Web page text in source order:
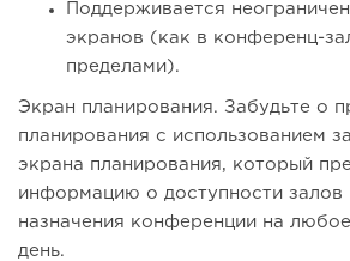
Поддерживается
экранов (как в конференц-
пределами).
Экран планирования. Забудьте о
планирования с использованием
экрана планирования, который
информацию о доступности залов
назначения конференции на
день.